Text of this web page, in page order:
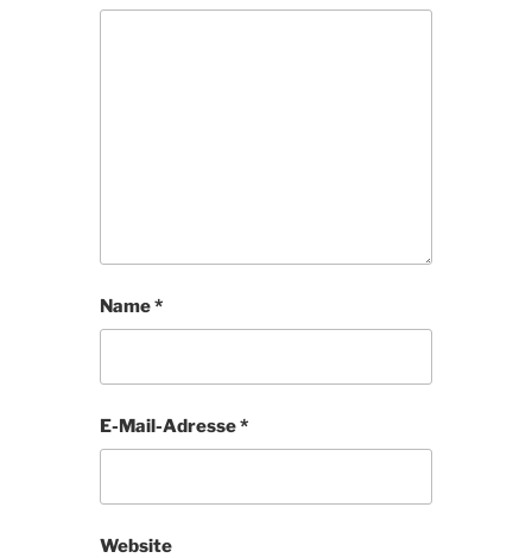
Name*
E-Mail-Adresse*
Website